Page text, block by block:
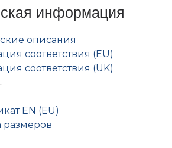
информация
описания
соответствия (EU)
соответствия (UK)
EN (EU)
размеров